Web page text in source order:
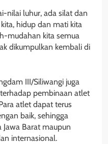
nilai luhur, ada silat dan
hidup dan mati kita
mudahan kita semua
dikumpulkan kembali di
III/Siliwangi juga
pembinaan atlet
atlet dapat terus
baik, sehingga
Barat maupun
internasional.